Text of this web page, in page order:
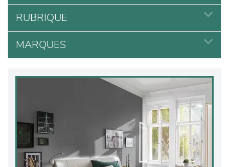
décoration
RUBRIQUE
MARQUES